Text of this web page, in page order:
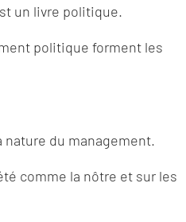
un livre politique.
politique forment les
nature du management.
comme la nôtre et sur les